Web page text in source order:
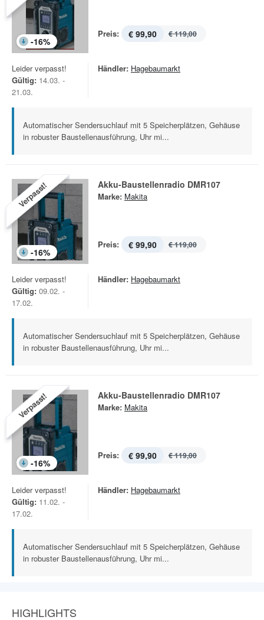
-16%
Preis: € 99,90 € 119,00
Leider verpasst!
Gültig: 14.03. -
21.03.
Händler: Hagebaumarkt
Automatischer Sendersuchlauf mit 5 Speicherplätzen, Gehäuse
in robuster Baustellenausführung, Uhr mi...
Verpasst!
-16%
Akku-Baustellenradio DMR107
Marke: Makita
Preis: € 99,90 € 119,00
Leider verpasst!
Gültig: 09.02. -
17.02.
Händler: Hagebaumarkt
Automatischer Sendersuchlauf mit 5 Speicherplätzen, Gehäuse
in robuster Baustellenausführung, Uhr mi...
Verpasst!
-16%
Akku-Baustellenradio DMR107
Marke: Makita
Preis: € 99,90 € 119,00
Leider verpasst!
Gültig: 11.02. -
17.02.
Händler: Hagebaumarkt
Automatischer Sendersuchlauf mit 5 Speicherplätzen, Gehäuse
in robuster Baustellenausführung, Uhr mi...
HIGHLIGHTS